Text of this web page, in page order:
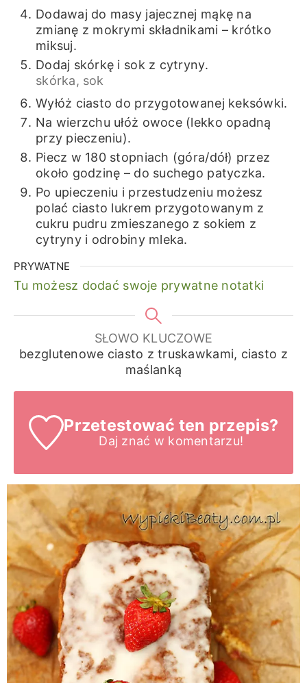
Dodawaj do masy jajecznej mąkę na
zmianę z mokrymi składnikami – krótko
miksuj.
Dodaj skórkę i sok z cytryny.
skórka, sok
Wyłóż ciasto do przygotowanej keksówki.
Na wierzchu ułóż owoce (lekko opadną
przy pieczeniu).
Piecz w 180 stopniach (góra/dół) przez
około godzinę – do suchego patyczka.
Po upieczeniu i przestudzeniu możesz
polać ciasto lukrem przygotowanym z
cukru pudru zmieszanego z sokiem z
cytryny i odrobiny mleka.
PRYWATNE
Tu możesz dodać swoje prywatne notatki
SŁOWO KLUCZOWE
bezglutenowe ciasto z truskawkami, ciasto z
maślanką
Przetestować ten przepis?
Daj znać w komentarzu!